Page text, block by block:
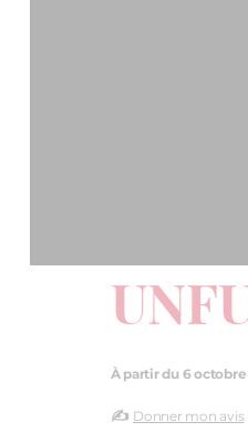
À partir du 6 octobre
✍️ Donner mon avis